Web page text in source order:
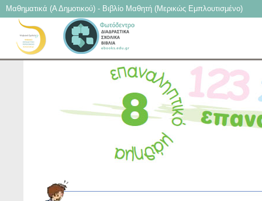
Μαθηματικά (Α Δημοτικού) - Βιβλίο Μαθητή (Mερικώς Εμπλουτισμένο)